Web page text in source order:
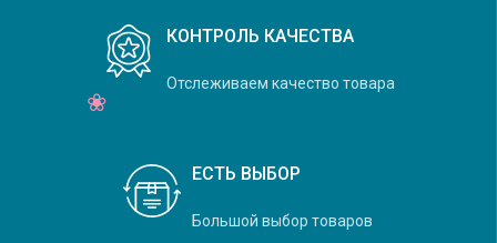
КОНТРОЛЬ КАЧЕСТВА
Отслеживаем качество товара
ЕСТЬ ВЫБОР
Большой выбор товаров